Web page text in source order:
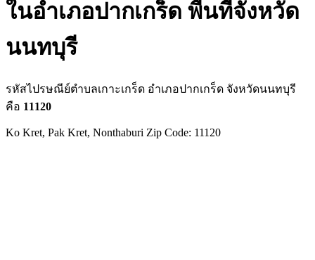
ในอำเภอปากเกร็ด พื้นที่จังหวัด
นนทบุรี
รหัสไปรษณีย์ตำบลเกาะเกร็ด อำเภอปากเกร็ด จังหวัดนนทบุรี
คือ 11120
Ko Kret, Pak Kret, Nonthaburi Zip Code: 11120